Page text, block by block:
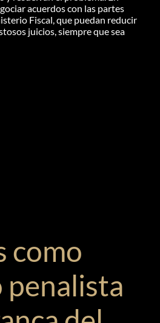
acuerdos con las partes
Fiscal, que puedan reducir
juicios, siempre que sea
como
penalista